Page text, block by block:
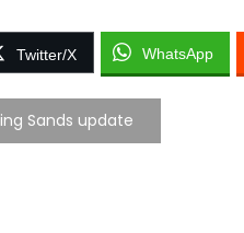
Twitter/X WhatsApp
Sands update